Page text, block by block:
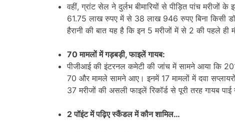
वहीं, ग्रांट सेल ने दुर्लभ बीमारियों से पीड़ित पांच
61.75 लाख रुपए में से 38 लाख 946 रुपए बिना किसी
हैरानी की बात यह है कि इन 5 मरीजों में से 2 की पहले ही
70 मामलों में गड़बड़ी, फाइलें गायब:
पीजीआई की इंटरनल कमेटी की जांच में सामने आया कि
70 और मामले सामने आए। इनमें 17 मामलों में दवा
37 मरीजों की असली फाइलें रिकॉर्ड से पूरी तरह गायब पाई
2 पॉइंट में पढ़िए स्कैंडल में कौन शामिल…